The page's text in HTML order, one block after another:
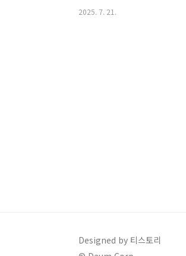
자동 충전홈페이지 신청토스
2025. 7. 21.
Designed by 티스토리